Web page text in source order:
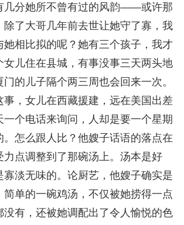
几分她所不曾有过的风韵——或许那
除了大哥几年前去世让她守了寡，我
她相比拟的呢？她有三个孩子，我才
女儿住在县城，有事没事三天两头地
的儿子隔个两三周也会回来一次。
事，女儿在西藏援建，远在美国出差
一个电话来询问，人却是要一个星期
。怎么跟人比？他嫂子话语的落点在
力点调整到了那碗汤上。汤本是好
寡淡无味的。论厨艺，他嫂子确实是
简单的一碗鸡汤，不仅被她捞得一点
没有，还被她调配出了令人愉悦的色